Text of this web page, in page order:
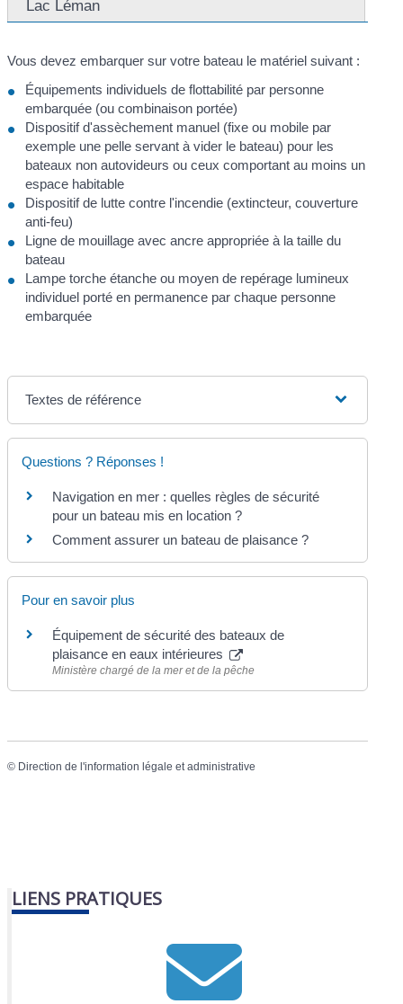
Lac Léman
Vous devez embarquer sur votre bateau le matériel suivant :
Équipements individuels de flottabilité par personne
embarquée (ou combinaison portée)
Dispositif d'assèchement manuel (fixe ou mobile par
exemple une pelle servant à vider le bateau) pour les
bateaux non autovideurs ou ceux comportant au moins un
espace habitable
Dispositif de lutte contre l'incendie (extincteur, couverture
anti-feu)
Ligne de mouillage avec ancre appropriée à la taille du
bateau
Lampe torche étanche ou moyen de repérage lumineux
individuel porté en permanence par chaque personne
embarquée
Textes de référence
Questions ? Réponses !
Navigation en mer : quelles règles de sécurité
pour un bateau mis en location ?
Comment assurer un bateau de plaisance ?
Pour en savoir plus
Équipement de sécurité des bateaux de
plaisance en eaux intérieures
Ministère chargé de la mer et de la pêche
© Direction de l'information légale et administrative
LIENS PRATIQUES